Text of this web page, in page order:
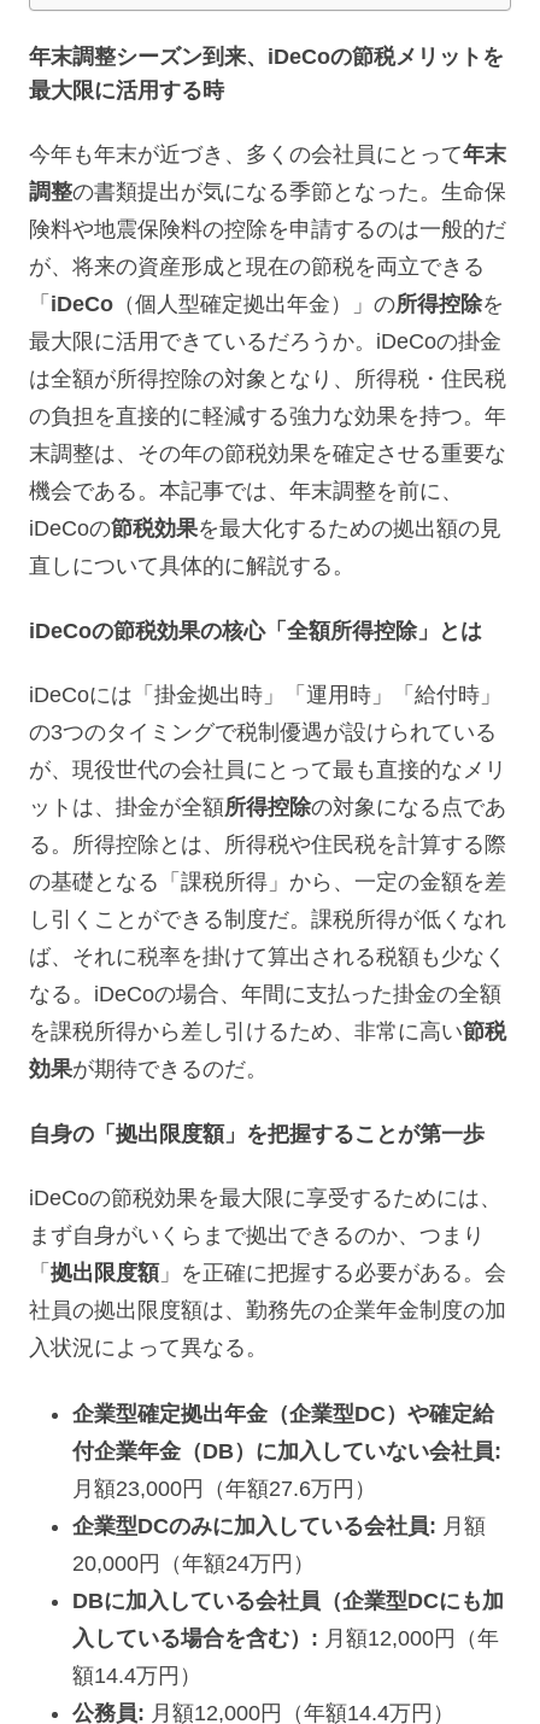
年末調整シーズン到来、iDeCoの節税メリットを
最大限に活用する時
今年も年末が近づき、多くの会社員にとって年末
調整の書類提出が気になる季節となった。生命保
険料や地震保険料の控除を申請するのは一般的だ
が、将来の資産形成と現在の節税を両立できる
「 iDeCo （個人型確定拠出年金）」の所得控除を
最大限に活用できているだろうか。iDeCoの掛金
は全額が所得控除の対象となり、所得税・住民税
の負担を直接的に軽減する強力な効果を持つ。年
末調整は、その年の節税効果を確定させる重要な
機会である。本記事では、年末調整を前に、
iDeCoの節税効果を最大化するための拠出額の見
直しについて具体的に解説する。
iDeCoの節税効果の核心「全額所得控除」とは
iDeCoには「掛金拠出時」「運用時」「給付時」
の3つのタイミングで税制優遇が設けられている
が、現役世代の会社員にとって最も直接的なメリ
ットは、掛金が全額所得控除の対象になる点であ
る。所得控除とは、所得税や住民税を計算する際
の基礎となる「課税所得」から、一定の金額を差
し引くことができる制度だ。課税所得が低くなれ
ば、それに税率を掛けて算出される税額も少なく
なる。iDeCoの場合、年間に支払った掛金の全額
を課税所得から差し引けるため、非常に高い節税
効果が期待できるのだ。
自身の「拠出限度額」を把握することが第一歩
iDeCoの節税効果を最大限に享受するためには、
まず自身がいくらまで拠出できるのか、つまり
「 拠出限度額」を正確に把握する必要がある。会
社員の拠出限度額は、勤務先の企業年金制度の加
入状況によって異なる。
企業型確定拠出年金（企業型DC）や確定給
付企業年金（DB）に加入していない会社員:
月額23,000円（年額27.6万円）
企業型DCのみに加入している会社員: 月額
20,000円（年額24万円）
DBに加入している会社員（企業型DCにも加
入している場合を含む）: 月額12,000円（年
額14.4万円）
公務員: 月額12,000円（年額14.4万円）